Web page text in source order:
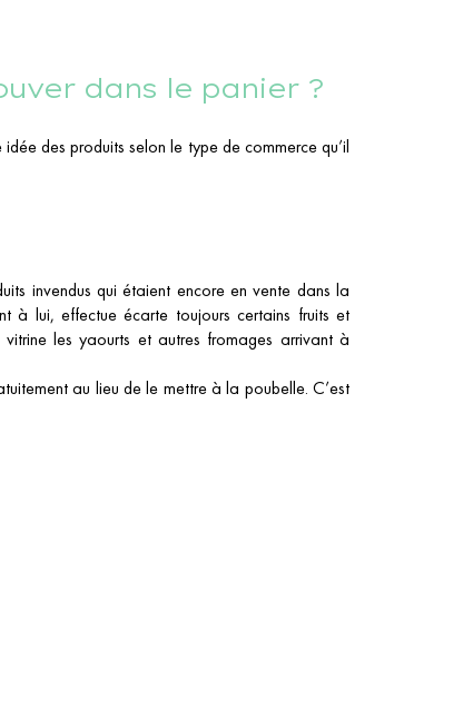
dans le panier ?
des produits selon le type de commerce qu’il
invendus qui étaient encore en vente dans la
à lui, effectue écarte toujours certains fruits et
les yaourts et autres fromages arrivant à
au lieu de le mettre à la poubelle. C’est